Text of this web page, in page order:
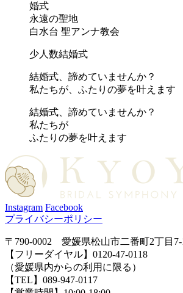
婚式
永遠の聖地
白水台 聖アンナ教会
少人数結婚式
結婚式、諦めていませんか？
私たちが、ふたりの夢を叶えます
結婚式、諦めていませんか？
私たちが
ふたりの夢を叶えます
Instagram Facebook
プライバシーポリシー
〒790-0002 愛媛県松山市二番町2丁目7-
【フリーダイヤル】0120-47-0118
（愛媛県内からの利用に限る）
【TEL】089-947-0117